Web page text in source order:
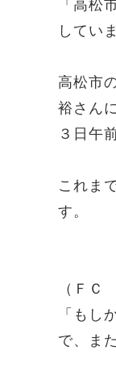
「高松
してい
高松市
裕さん
３日午
これま
す。
（Ｆ
「もし
で、ま